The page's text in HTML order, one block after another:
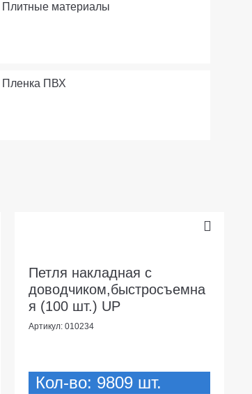
Плитные материалы
Пленка ПВХ
Петля накладная с
доводчиком,быстросъемна
я (100 шт.) UP
Артикул: 010234
Кол-во: 9809 шт.